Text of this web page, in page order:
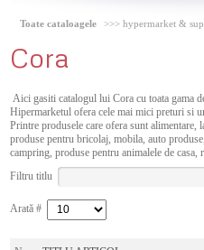
Toate cataloagele >>> hypermarket &
Cora
Aici gasiti catalogul lui Cora cu toata gama
Hipermarketul ofera cele mai mici preturi si
Printre produsele care ofera sunt alimentare,
produse pentru bricolaj, mobila, auto
campring, produse pentru animalele de casa,
Filtru titlu
Arată #